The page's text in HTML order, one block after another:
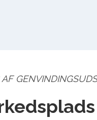
AF